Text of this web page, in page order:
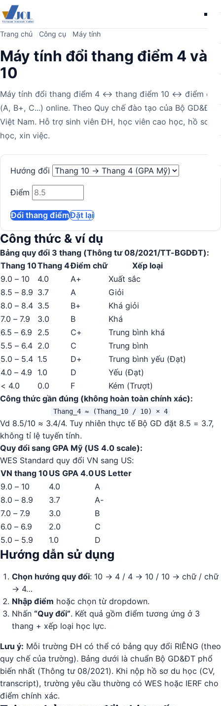
Trang chủ Công cụ Máy tính
Máy tính đổi thang điểm 4 và
10
Máy tính đổi thang điểm 4 ↔ thang điểm 10 ↔ điểm chữ
(A, B+, C...) online. Theo Quy chế đào tạo của Bộ GD&ĐT
Việt Nam. Hỗ trợ sinh viên ĐH, học viên cao học, hồ sơ du
học, xin việc.
Máy
tính
Hướng đổi
Điểm
Đổi thang điểmĐặt lại
Công thức & ví dụ
Bảng quy đổi 3 thang (Thông tư 08/2021/TT-BGDĐT):
Thang 10Thang 4Điểm chữ
Xếp loại
9.0 – 10
4.0 A+
Xuất sắc
8.5 – 8.9 3.7 A
Giỏi
8.0 – 8.4 3.5 B+
Khá giỏi
7.0 – 7.9
3.0 B
Khá
6.5 – 6.9
2.5 C+
Trung bình khá
5.5 – 6.4 2.0 C
Trung bình
5.0 – 5.4 1.5 D+
Trung bình yếu (Đạt)
4.0 – 4.9
1.0 D
Yếu (Đạt)
< 4.0
0.0 F
Kém (Trượt)
Công thức gần đúng (không hoàn toàn chính xác):
Thang_4 ≈ (Thang_10 / 10) × 4
Vd 8.5/10 ≈ 3.4/4. Tuy nhiên thực tế Bộ GD đặt 8.5 = 3.7,
không tỉ lệ tuyến tính.
Quy đổi sang GPA Mỹ (US 4.0 scale):
WES Standard quy đổi VN sang US:
VN thang 10US GPA 4.0US Letter
9.0 – 10
4.0
A
8.0 – 8.9
3.7
A-
7.0 – 7.9
3.0
B
6.0 – 6.9
2.0
C
5.0 – 5.9
1.0 D
Hướng dẫn sử dụng
Chọn hướng quy đổi: 10 → 4 / 4 → 10 / 10 → chữ / chữ
→ 4…
Nhập điểm hoặc chọn từ dropdown.
Nhấn “Quy đổi”. Kết quả gồm điểm tương ứng ở 3
thang + xếp loại học lực.
Lưu ý: Mỗi trường ĐH có thể có bảng quy đổi RIÊNG (theo
quy chế của trường). Bảng dưới là chuẩn Bộ GD&ĐT phổ
biến nhất (Thông tư 08/2021). Khi nộp hồ sơ du học (CV,
transcript), trường yêu cầu thường có WES hoặc IERF cho
điểm chính xác.